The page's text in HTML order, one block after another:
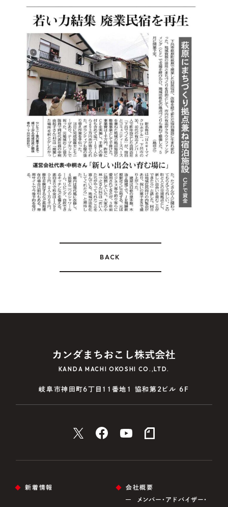
01.資金調達をお考えの方
02.地域・社会貢献をお考えの方
CONTACTUS
BACK
KANDA MACHI OKOSHI CO.,LTD.
岐阜市神田町6丁目11番地1 協和第2ビル 6F
新着情報
会社概要
メンバー・アドバイザー・